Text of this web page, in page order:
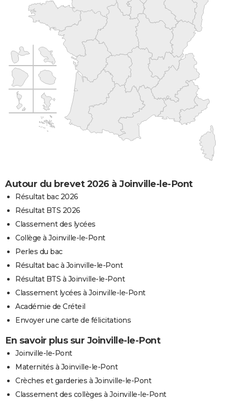
Autour du brevet 2026 à Joinville-le-Pont
Résultat bac 2026
Résultat BTS 2026
Classement des lycées
Collège à Joinville-le-Pont
Perles du bac
Résultat bac à Joinville-le-Pont
Résultat BTS à Joinville-le-Pont
Classement lycées à Joinville-le-Pont
Académie de Créteil
Envoyer une carte de félicitations
En savoir plus sur Joinville-le-Pont
Joinville-le-Pont
Maternités à Joinville-le-Pont
Crèches et garderies à Joinville-le-Pont
Classement des collèges à Joinville-le-Pont